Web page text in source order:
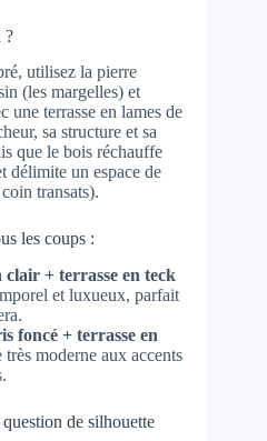
?
utilisez la pierre
(les margelles) et
une terrasse en lames de
sa structure et sa
que le bois réchauffe
délimite un espace de
transats).
les coups :
+ terrasse en teck
et luxueux, parfait
foncé + terrasse en
moderne aux accents
de silhouette